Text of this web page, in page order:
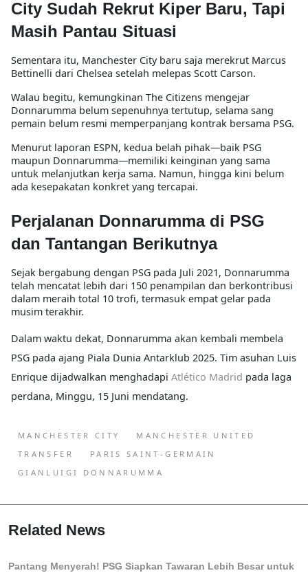
City Sudah Rekrut Kiper Baru, Tapi
Masih Pantau Situasi
Sementara itu, Manchester City baru saja merekrut Marcus
Bettinelli dari Chelsea setelah melepas Scott Carson.
Walau begitu, kemungkinan The Citizens mengejar
Donnarumma belum sepenuhnya tertutup, selama sang
pemain belum resmi memperpanjang kontrak bersama PSG.
Menurut laporan ESPN, kedua belah pihak—baik PSG
maupun Donnarumma—memiliki keinginan yang sama
untuk melanjutkan kerja sama. Namun, hingga kini belum
ada kesepakatan konkret yang tercapai.
Perjalanan Donnarumma di PSG
dan Tantangan Berikutnya
Sejak bergabung dengan PSG pada Juli 2021, Donnarumma
telah mencatat lebih dari 150 penampilan dan berkontribusi
dalam meraih total 10 trofi, termasuk empat gelar pada
musim terakhir.
Dalam waktu dekat, Donnarumma akan kembali membela
PSG pada ajang Piala Dunia Antarklub 2025. Tim asuhan Luis
Enrique dijadwalkan menghadapi Atlético Madrid pada laga
perdana, Minggu, 15 Juni mendatang.
MANCHESTER CITY
MANCHESTER UNITED
TRANSFER
PARIS SAINT-GERMAIN
GIANLUIGI DONNARUMMA
Related News
Pantang Menyerah! PSG Siapkan Tawaran Lebih Besar untuk